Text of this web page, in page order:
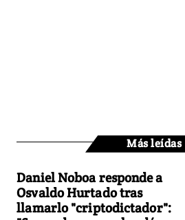
Más leídas
Daniel Noboa responde a
Osvaldo Hurtado tras
llamarlo "criptodictador":